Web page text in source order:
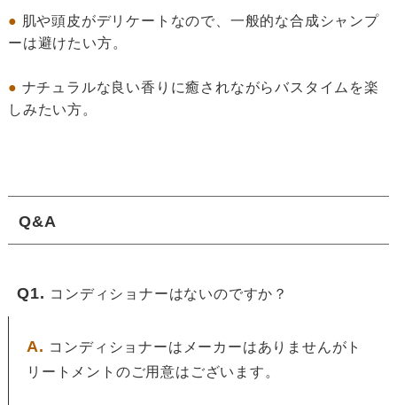
● 肌や頭皮がデリケートなので、一般的な合成シャンプ
ーは避けたい方。
● ナチュラルな良い香りに癒されながらバスタイムを楽
しみたい方。
Q&A
Q1. コンディショナーはないのですか？
A. コンディショナーはメーカーはありませんがト
リートメントのご用意はございます。